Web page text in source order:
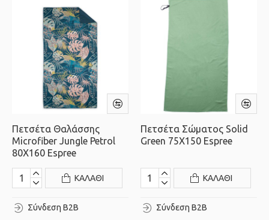
Πετσέτα Θαλάσσης
Microfiber Jungle Petrol
80X160 Espree
ΚΑΛΆΘΙ
Σύνδεση B2B
Πετσέτα Σώματος Solid
Green 75X150 Espree
ΚΑΛΆΘΙ
Σύνδεση B2B